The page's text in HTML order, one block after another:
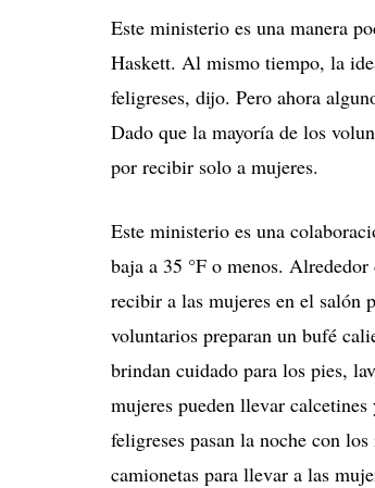
Este ministerio es una manera
Haskett. Al mismo tiempo, la
feligreses, dijo. Pero ahora
Dado que la mayoría de los
por recibir solo a mujeres.
Este ministerio es una
baja a 35 °F o menos. Alrededor
recibir a las mujeres en el salón
voluntarios preparan un bufé
brindan cuidado para los pies,
mujeres pueden llevar calcetines
feligreses pasan la noche con
camionetas para llevar a las